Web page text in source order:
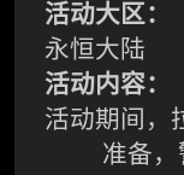
活动大区：
永恒大陆
活动内容：
活动期间，
准备，